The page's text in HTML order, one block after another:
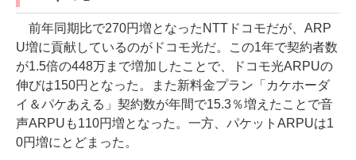
前年同期比で270円増となったNTTドコモだが、ARP
U増に貢献しているのがドコモ光だ。この1年で契約者数
が1.5倍の448万まで増加したことで、ドコモ光ARPUの
伸びは150円となった。また新料金プラン「カケホーダ
イ＆パケあえる」契約数が年間で15.3％増えたことで音
声ARPUも110円増となった。一方、パケットARPUは1
0円増にとどまった。